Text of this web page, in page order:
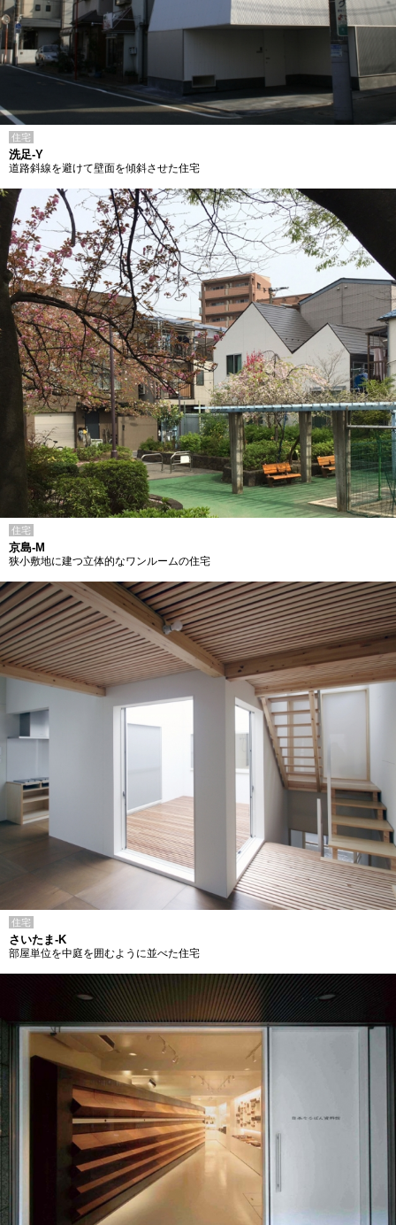
住宅
洗足-Y
道路斜線を避けて壁面を傾斜させた住宅
住宅
京島-M
狭小敷地に建つ立体的なワンルームの住宅
住宅
さいたま-K
部屋単位を中庭を囲むように並べた住宅